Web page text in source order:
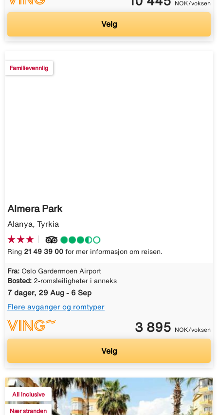
NOK/voksen
Velg
Familievennlig
Almera Park
Alanya, Tyrkia
Ring 21 49 39 00 for mer informasjon om reisen.
Fra: Oslo Gardermoen Airport
Bosted: 2-romsleiligheter i anneks
7 dager, 29 Aug - 6 Sep
Flere avganger og romtyper
3 895 NOK/voksen
Velg
All Inclusive
Nær stranden